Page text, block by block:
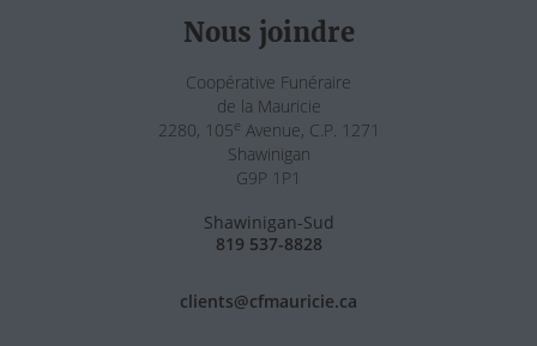
Nous joindre
Coopérative Funéraire
de la Mauricie
2280, 105e Avenue, C.P. 1271
Shawinigan
G9P 1P1
Shawinigan-Sud
819 537-8828
clients@cfmauricie.ca